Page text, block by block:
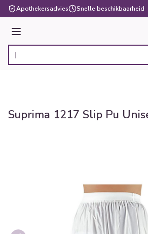
Ga naar de inhoud
Apothekersadvies Snelle beschikbaarheid
Menu
Product, merk, categorie...
Suprima 1217 Slip Pu